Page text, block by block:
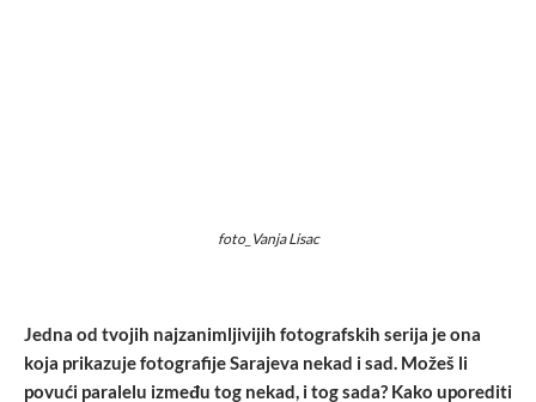
foto_Vanja Lisac
Jedna od tvojih najzanimljivijih fotografskih serija je ona
koja prikazuje fotografije Sarajeva nekad i sad. Možeš li
povući paralelu između tog nekad, i tog sada? Kako uporediti